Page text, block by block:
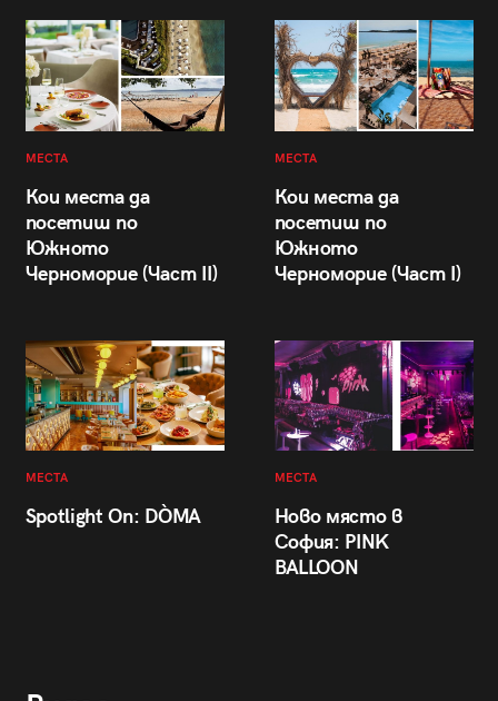
МЕСТА
Кои места да
посетиш по
Южното
Черноморие (Част II)
МЕСТА
Кои места да
посетиш по
Южното
Черноморие (Част I)
МЕСТА
Spotlight On: DÒMA
МЕСТА
Ново място в
София: PINK
BALLOON